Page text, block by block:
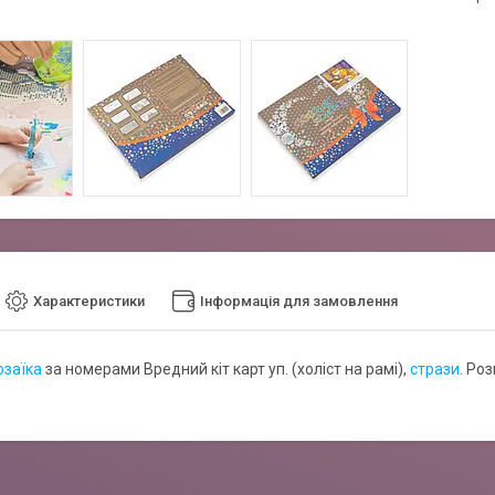
Характеристики Інформація для замовлення
за номерами Вредний кіт карт уп. (холіст на рамі), стрази .